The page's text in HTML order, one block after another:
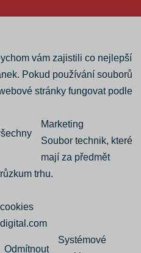
vám zajistili co nejlepší
Pokud používání souborů
stránky fungovat podle
Marketing
Soubor technik, které
mají za předmět
trhu.
Odmítnout
Systémové